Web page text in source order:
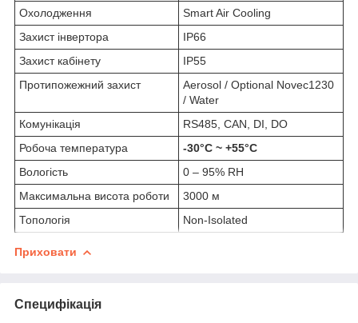
Охолодження
Smart Air Cooling
Захист інвертора
IP66
Захист кабінету
IP55
Протипожежний захист
Aerosol / Optional Novec1230
/ Water
Комунікація
RS485, CAN, DI, DO
Робоча температура
-30°C ~ +55°C
Вологість
0 – 95% RH
Максимальна висота роботи
3000 м
Топологія
Non-Isolated
Приховати
Специфікація